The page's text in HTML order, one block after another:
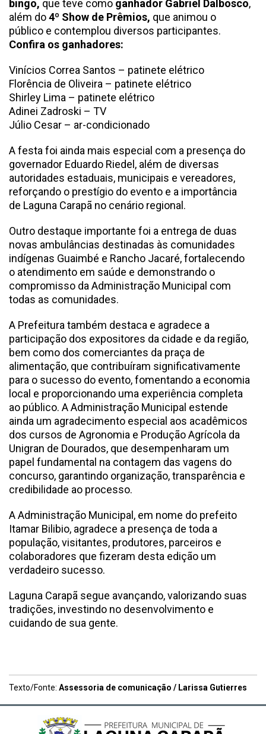
bingo, que teve como ganhador Gabriel Dalbosco,
além do4º Show de Prêmios, que animou o
público e contemplou diversos participantes.
Confira os ganhadores:
Vinícios Correa Santos – patinete elétrico
Florência de Oliveira – patinete elétrico
Shirley Lima – patinete elétrico
Adinei Zadroski – TV
Júlio Cesar – ar-condicionado
A festa foi ainda mais especial com a presença do
governador Eduardo Riedel, além de diversas
autoridades estaduais, municipais e vereadores,
reforçando o prestígio do evento e a importância
de Laguna Carapã no cenário regional.
Outro destaque importante foi a entrega de duas
novas ambulâncias destinadas às comunidades
indígenas Guaimbé e Rancho Jacaré, fortalecendo
o atendimento em saúde e demonstrando o
compromisso da Administração Municipal com
todas as comunidades.
A Prefeitura também destaca e agradece a
participação dos expositores da cidade e da região,
bem como dos comerciantes da praça de
alimentação, que contribuíram significativamente
para o sucesso do evento, fomentando a economia
local e proporcionando uma experiência completa
ao público. A Administração Municipal estende
ainda um agradecimento especial aos acadêmicos
dos cursos de Agronomia e Produção Agrícola da
Unigran de Dourados, que desempenharam um
papel fundamental na contagem das vagens do
concurso, garantindo organização, transparência e
credibilidade ao processo.
A Administração Municipal, em nome do prefeito
Itamar Bilibio, agradece a presença de toda a
população, visitantes, produtores, parceiros e
colaboradores que fizeram desta edição um
verdadeiro sucesso.
Laguna Carapã segue avançando, valorizando suas
tradições, investindo no desenvolvimento e
cuidando de sua gente.
Texto/Fonte: Assessoria de comunicação / Larissa Gutierres